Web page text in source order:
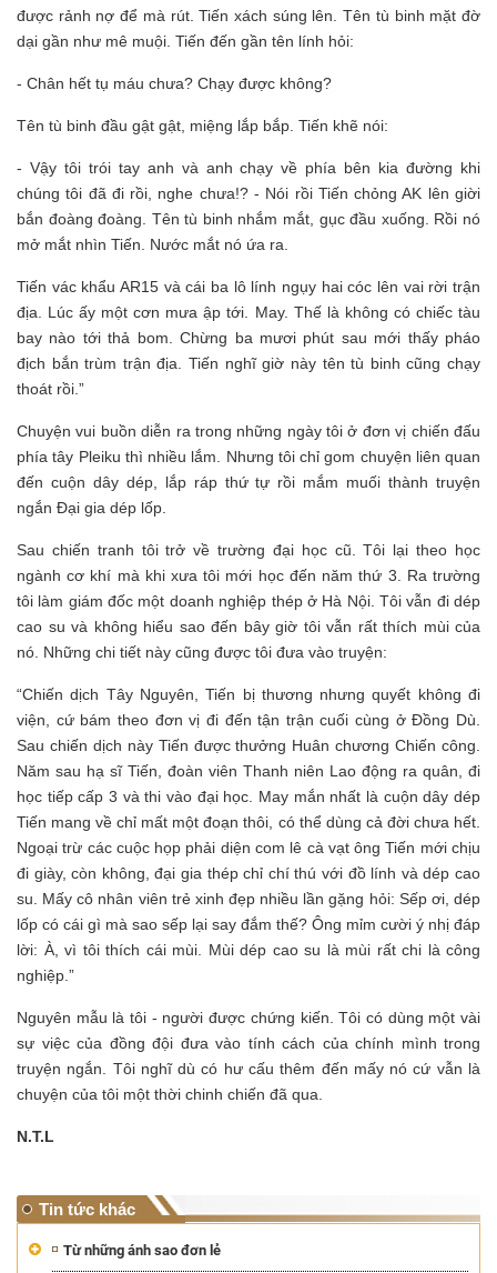
được rảnh nợ để mà rút. Tiến xách súng lên. Tên tù binh mặt đờ
dại gần như mê muội. Tiến đến gần tên lính hỏi:
- Chân hết tụ máu chưa? Chạy được không?
Tên tù binh đầu gật gật, miệng lắp bắp. Tiến khẽ nói:
- Vậy tôi trói tay anh và anh chạy về phía bên kia đường khi
chúng tôi đã đi rồi, nghe chưa!? - Nói rồi Tiến chỏng AK lên giời
bắn đoàng đoàng. Tên tù binh nhắm mắt, gục đầu xuống. Rồi nó
mở mắt nhìn Tiến. Nước mắt nó ứa ra.
Tiến vác khẩu AR15 và cái ba lô lính ngụy hai cóc lên vai rời trận
địa. Lúc ấy một cơn mưa ập tới. May. Thế là không có chiếc tàu
bay nào tới thả bom. Chừng ba mươi phút sau mới thấy pháo
địch bắn trùm trận địa. Tiến nghĩ giờ này tên tù binh cũng chạy
thoát rồi.”
Chuyện vui buồn diễn ra trong những ngày tôi ở đơn vị chiến đấu
phía tây Pleiku thì nhiều lắm. Nhưng tôi chỉ gom chuyện liên quan
đến cuộn dây dép, lắp ráp thứ tự rồi mắm muối thành truyện
ngắn Đại gia dép lốp.
Sau chiến tranh tôi trở về trường đại học cũ. Tôi lại theo học
ngành cơ khí mà khi xưa tôi mới học đến năm thứ 3. Ra trường
tôi làm giám đốc một doanh nghiệp thép ở Hà Nội. Tôi vẫn đi dép
cao su và không hiểu sao đến bây giờ tôi vẫn rất thích mùi của
nó. Những chi tiết này cũng được tôi đưa vào truyện:
“Chiến dịch Tây Nguyên, Tiến bị thương nhưng quyết không đi
viện, cứ bám theo đơn vị đi đến tận trận cuối cùng ở Đồng Dù.
Sau chiến dịch này Tiến được thưởng Huân chương Chiến công.
Năm sau hạ sĩ Tiến, đoàn viên Thanh niên Lao động ra quân, đi
học tiếp cấp 3 và thi vào đại học. May mắn nhất là cuộn dây dép
Tiến mang về chỉ mất một đoạn thôi, có thể dùng cả đời chưa hết.
Ngoại trừ các cuộc họp phải diện com lê cà vạt ông Tiến mới chịu
đi giày, còn không, đại gia thép chỉ chí thú với đồ lính và dép cao
su. Mấy cô nhân viên trẻ xinh đẹp nhiều lần gặng hỏi: Sếp ơi, dép
lốp có cái gì mà sao sếp lại say đắm thế? Ông mỉm cười ý nhị đáp
lời: À, vì tôi thích cái mùi. Mùi dép cao su là mùi rất chi là công
nghiệp.”
Nguyên mẫu là tôi - người được chứng kiến. Tôi có dùng một vài
sự việc của đồng đội đưa vào tính cách của chính mình trong
truyện ngắn. Tôi nghĩ dù có hư cấu thêm đến mấy nó cứ vẫn là
chuyện của tôi một thời chinh chiến đã qua.
N.T.L
Tin tức khác
Từ những ánh sao đơn lẻ